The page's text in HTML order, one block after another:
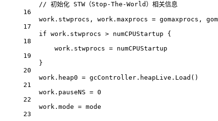
// 初始化 STW（Stop-The-World）相关信息
16
work.stwprocs, work.maxprocs = gomaxprocs,
17
if work.stwprocs > numCPUStartup {
18
work.stwprocs = numCPUStartup
19
}
20
work.heap0 = gcController.heapLive. Load ()
21
work.pauseNS = 0
22
work.mode = mode
23